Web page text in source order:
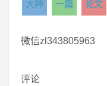
大神 一篇 论文
微信zl343805963
评论